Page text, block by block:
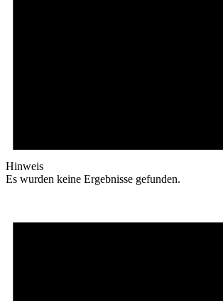
Hinweis
Es wurden keine Ergebnisse gefunden.